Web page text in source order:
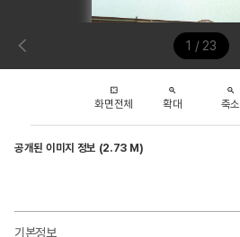
1 / 23
화면전체 확대 축소
공개된 이미지 정보 (2.73 M)
기본정보